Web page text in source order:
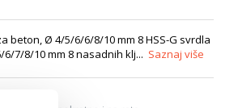
beton, Ø 4/5/6/6/8/10 mm 8 HSS-G svrdla
7/8/10 mm 8 nasadnih klj... Saznaj više